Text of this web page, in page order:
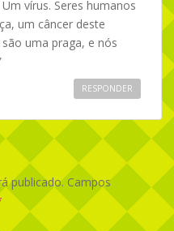
vírus. Seres humanos
um câncer deste
uma praga, e nós
RESPONDER
publicado.Campos